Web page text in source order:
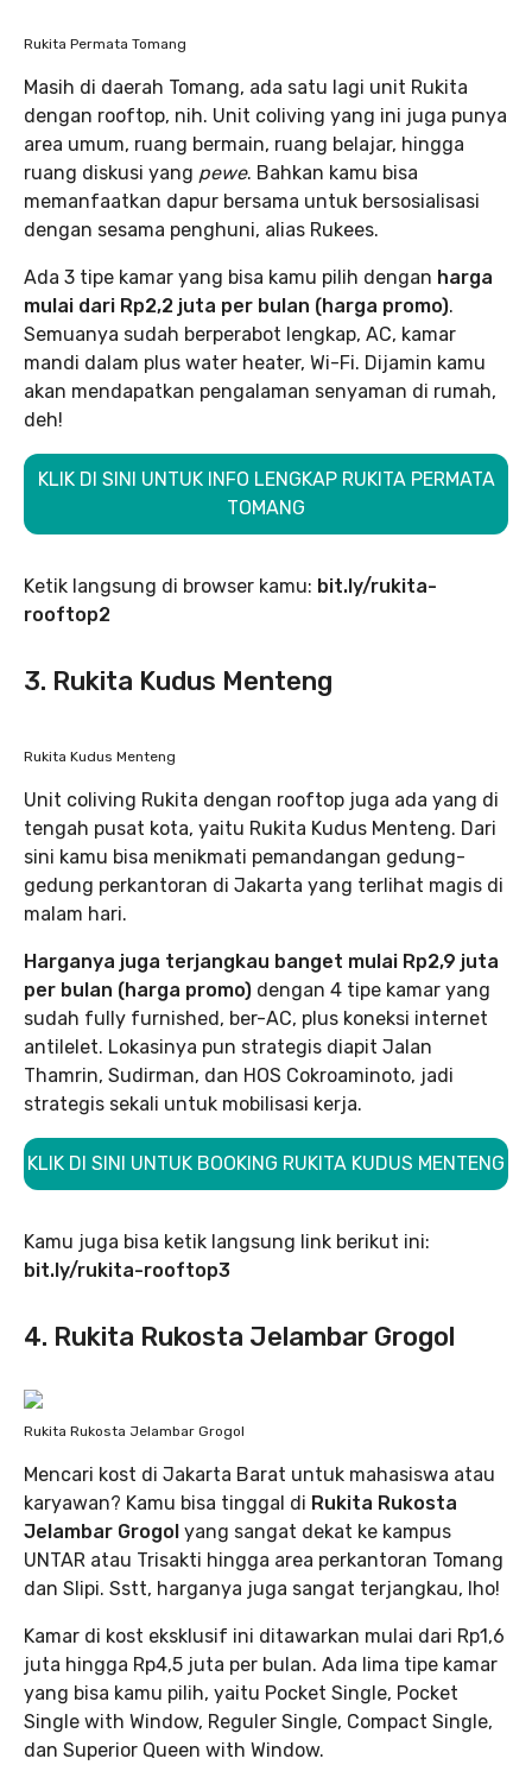
Rukita Permata Tomang
Masih di daerah Tomang, ada satu lagi unit Rukita
dengan rooftop, nih. Unit coliving yang ini juga punya
area umum, ruang bermain, ruang belajar, hingga
ruang diskusi yang pewe. Bahkan kamu bisa
memanfaatkan dapur bersama untuk bersosialisasi
dengan sesama penghuni, alias Rukees.
Ada 3 tipe kamar yang bisa kamu pilih dengan harga
mulai dari Rp2,2 juta per bulan (harga promo).
Semuanya sudah berperabot lengkap, AC, kamar
mandi dalam plus water heater, Wi-Fi. Dijamin kamu
akan mendapatkan pengalaman senyaman di rumah,
deh!
KLIK DI SINI UNTUK INFO LENGKAP RUKITA PERMATA
TOMANG
Ketik langsung di browser kamu: bit.ly/rukita-
rooftop2
3. Rukita Kudus Menteng
Rukita Kudus Menteng
Unit coliving Rukita dengan rooftop juga ada yang di
tengah pusat kota, yaitu Rukita Kudus Menteng. Dari
sini kamu bisa menikmati pemandangan gedung-
gedung perkantoran di Jakarta yang terlihat magis di
malam hari.
Harganya juga terjangkau banget mulai Rp2,9 juta
per bulan (harga promo) dengan 4 tipe kamar yang
sudah fully furnished, ber-AC, plus koneksi internet
antilelet. Lokasinya pun strategis diapit Jalan
Thamrin, Sudirman, dan HOS Cokroaminoto, jadi
strategis sekali untuk mobilisasi kerja.
KLIK DI SINI UNTUK BOOKING RUKITA KUDUS MENTENG
Kamu juga bisa ketik langsung link berikut ini:
bit.ly/rukita-rooftop3
4. Rukita Rukosta Jelambar Grogol
Rukita Rukosta Jelambar Grogol
Mencari kost di Jakarta Barat untuk mahasiswa atau
karyawan? Kamu bisa tinggal di Rukita Rukosta
Jelambar Grogol yang sangat dekat ke kampus
UNTAR atau Trisakti hingga area perkantoran Tomang
dan Slipi. Sstt, harganya juga sangat terjangkau, lho!
Kamar di kost eksklusif ini ditawarkan mulai dari Rp1,6
juta hingga Rp4,5 juta per bulan. Ada lima tipe kamar
yang bisa kamu pilih, yaitu Pocket Single, Pocket
Single with Window, Reguler Single, Compact Single,
dan Superior Queen with Window.